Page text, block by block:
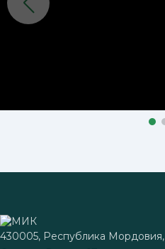
430005, Республика Мордовия,